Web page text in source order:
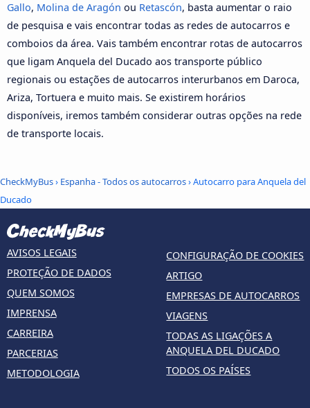
Gallo, Molina de Aragón ou Retascón, basta aumentar o raio
de pesquisa e vais encontrar todas as redes de autocarros e
comboios da área. Vais também encontrar rotas de autocarros
que ligam Anquela del Ducado aos transporte público
regionais ou estações de autocarros interurbanos em Daroca,
Ariza, Tortuera e muito mais. Se existirem horários
disponíveis, iremos também considerar outras opções na rede
de transporte locais.
CheckMyBus› Espanha - Todos os autocarros› Autocarro para Anquela del
Ducado
AVISOS LEGAIS
PROTEÇÃO DE DADOS
QUEM SOMOS
IMPRENSA
CARREIRA
PARCERIAS
METODOLOGIA
CONFIGURAÇÃO DE COOKIES
ARTIGO
EMPRESAS DE AUTOCARROS
VIAGENS
TODAS AS LIGAÇÕES A
ANQUELA DEL DUCADO
TODOS OS PAÍSES